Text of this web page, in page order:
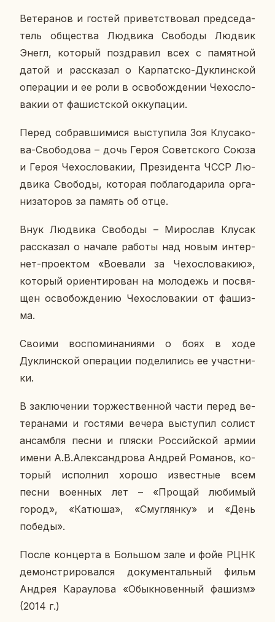
Ве­те­ра­нов и гостей при­вет­ство­вал пред­се­да­
тель об­ще­ства Лю­дви­ка Сво­бо­ды Людвик
Энегл, ко­то­рый по­здра­вил всех с па­мят­ной
датой и рас­ска­зал о Кар­пат­ско-Дуклин­ской
опе­ра­ции и ее роли в осво­бож­де­нии Че­хо­сло­
ва­кии от фа­шист­ской ок­ку­па­ции.
Перед со­брав­ши­ми­ся вы­сту­пи­ла Зоя Клу­са­ко­
ва-Сво­бо­до­ва – дочь Героя Со­вет­ско­го Союза
и Героя Че­хо­сло­ва­кии, Пре­зи­ден­та ЧССР Лю­
дви­ка Сво­бо­ды, ко­то­рая по­бла­го­да­ри­ла ор­га­
ни­за­то­ров за память об отце.
Внук Лю­дви­ка Сво­бо­ды – Ми­ро­слав Клусак
рас­ска­зал о начале работы над новым ин­тер­
нет-про­ек­том «Во­е­ва­ли за Че­хо­сло­ва­кию»,
ко­то­рый ори­ен­ти­ро­ван на мо­ло­дежь и по­свя­
щен осво­бож­де­нию Че­хо­сло­ва­кии от фа­шиз­
ма.
Своими вос­по­ми­на­ни­я­ми о боях в ходе
Дуклин­ской опе­ра­ции по­де­ли­лись ее участ­ни­
ки.
В за­клю­че­нии тор­же­ствен­ной части перед ве­
те­ра­на­ми и го­стя­ми вечера вы­сту­пил солист
ан­сам­бля песни и пляски Рос­сий­ской армии
имени А.В.Алек­сан­дро­ва Андрей Ро­ма­нов, ко­
то­рый ис­пол­нил хорошо из­вест­ные всем
песни во­ен­ных лет – «Прощай лю­би­мый
город», «Катюша», «Смуг­лян­ку» и «День
победы».
После кон­цер­та в Боль­шом зале и фойе РЦНК
де­мон­стри­ро­вал­ся до­ку­мен­таль­ный фильм
Андрея Ка­ра­у­ло­ва «Обык­но­вен­ный фашизм»
(2014 г.)